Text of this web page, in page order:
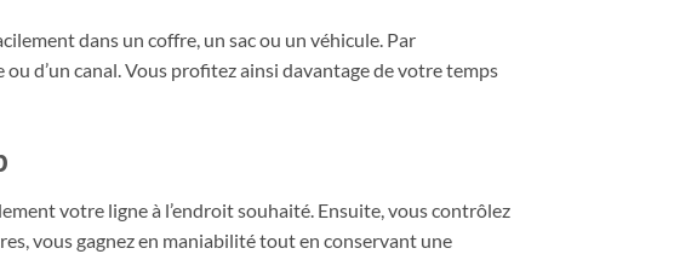
dans un coffre, un sac ou un véhicule. Par
d’un canal. Vous profitez ainsi davantage de votre temps
votre ligne à l’endroit souhaité. Ensuite, vous contrôlez
vous gagnez en maniabilité tout en conservant une